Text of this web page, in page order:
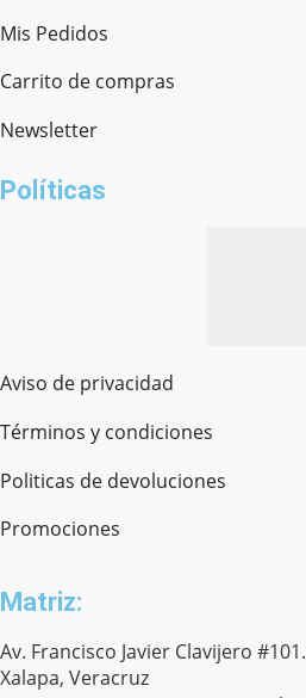
Mis Pedidos
Carrito de compras
Newsletter
Políticas
Aviso de privacidad
Términos y condiciones
Politicas de devoluciones
Promociones
Matriz:
Av. Francisco Javier Clavijero
Xalapa, Veracruz